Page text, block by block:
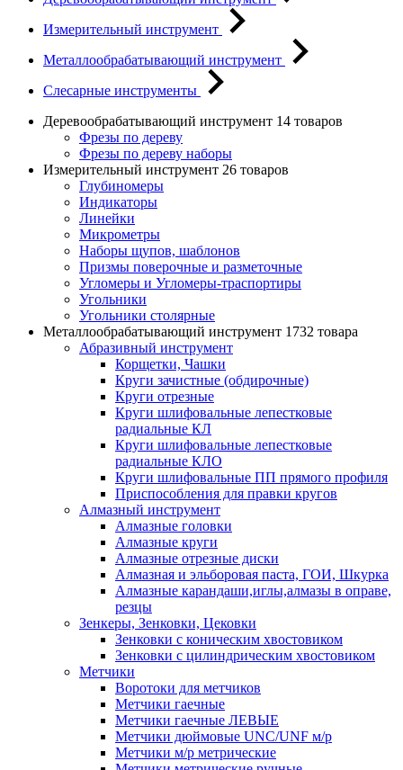
Измерительный инструмент
Металлообрабатывающий инструмент
Слесарные инструменты
Деревообрабатывающий инструмент 14 товаров
Фрезы по дереву
Фрезы по дереву наборы
Измерительный инструмент 26 товаров
Глубиномеры
Индикаторы
Линейки
Микрометры
Наборы щупов, шаблонов
Призмы поверочные и разметочные
Угломеры и Угломеры-траспортиры
Угольники
Угольники столярные
Металлообрабатывающий инструмент 1732 товара
Абразивный инструмент
Корщетки, Чашки
Круги зачистные (обдирочные)
Круги отрезные
Круги шлифовальные лепестковые
радиальные КЛ
Круги шлифовальные лепестковые
радиальные КЛО
Круги шлифовальные ПП прямого профиля
Приспособления для правки кругов
Алмазный инструмент
Алмазные головки
Алмазные круги
Алмазные отрезные диски
Алмазная и эльборовая паста, ГОИ, Шкурка
Алмазные карандаши,иглы,алмазы в оправе,
резцы
Зенкеры, Зенковки, Цековки
Зенковки с коническим хвостовиком
Зенковки с цилиндрическим хвостовиком
Метчики
Воротоки для метчиков
Метчики гаечные
Метчики гаечные ЛЕВЫЕ
Метчики дюймовые UNC/UNF м/р
Метчики м/р метрические